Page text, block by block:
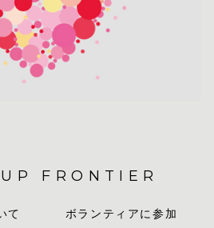
FRONTIER
て ボランティアに参加